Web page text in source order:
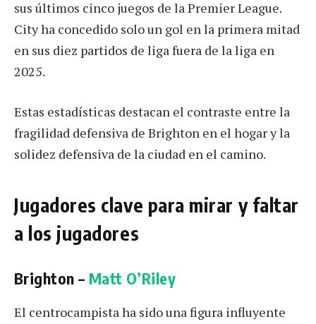
sus últimos cinco juegos de la Premier League.
City ha concedido solo un gol en la primera mitad
en sus diez partidos de liga fuera de la liga en
2025.
Estas estadísticas destacan el contraste entre la
fragilidad defensiva de Brighton en el hogar y la
solidez defensiva de la ciudad en el camino.
Jugadores clave para mirar y faltar
a los jugadores
Brighton – Matt O’Riley
El centrocampista ha sido una figura influyente